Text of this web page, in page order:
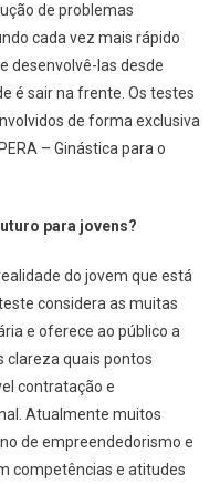
de problemas
cada vez mais rápido
desenvolvê-las desde
é sair na frente. Os testes
de forma exclusiva
– Ginástica para o
para jovens?
do jovem que está
considera as muitas
e oferece ao público a
clareza quais pontos
contratação e
Atualmente muitos
de empreendedorismo e
competências e atitudes